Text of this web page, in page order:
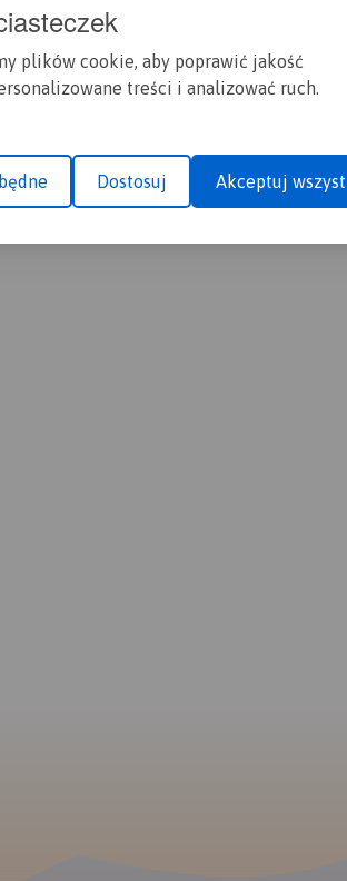
plików cookie, aby poprawić jakość
treści i analizować ruch.
Dostosuj Akceptuj